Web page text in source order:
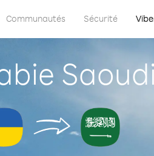
Communautés Sécurité